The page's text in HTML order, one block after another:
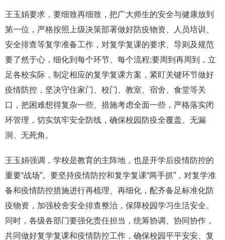
王玉娟要求，要细致再细致，把广大师生的安全与健康放到
第一位，严格按照上级决策部署做好防疫物资、人员培训、
安全排查等复学准备工作，对复学复课的要求、导则及规范
要了然于心，细化到每个环节、每个流程;要周到再周到，立
足各校实际，制定相应的复学复课方案，紧盯关键环节做好
疫情防控，坚决守住家门、校门、教室、宿舍、食堂等关
口，把困难想得复杂一些、措施考虑全面一些，严格落实闭
环管理，切实筑牢安全防线，确保校园防疫全覆盖、无漏
洞、无死角。
王玉娟强调，学校是教育的主阵地，也是开学后疫情防控的
重要“战场”。要坚持疫情防控和复学复课“两手抓”，对复学准
备和疫情防控措施进行再梳理、再细化，配齐备足标准化防
疫物资，加强校舍安全排查整治，保障校园学习生活安全。
同时，各级各部门要强化责任担当，统筹协调、协同协作，
共同做好复学复课和疫情防控工作，确保校园平平安安、复